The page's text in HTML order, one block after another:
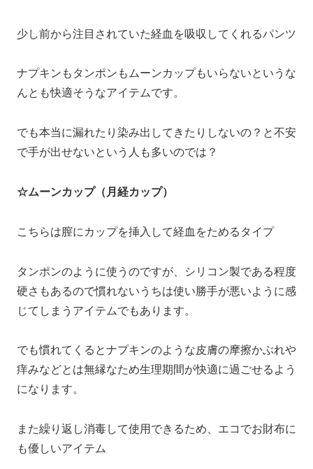
少し前から注目されていた経血を吸収してくれるパンツ
ナプキンもタンポンもムーンカップもいらないというな
んとも快適そうなアイテムです。
でも本当に漏れたり染み出してきたりしないの？と不安
で手が出せないという人も多いのでは？
☆ムーンカップ（月経カップ）
こちらは膣にカップを挿入して経血をためるタイプ
タンポンのように使うのですが、シリコン製である程度
硬さもあるので慣れないうちは使い勝手が悪いように感
じてしまうアイテムでもあります。
でも慣れてくるとナプキンのような皮膚の摩擦かぶれや
痒みなどとは無縁なため生理期間が快適に過ごせるよう
になります。
また繰り返し消毒して使用できるため、エコでお財布に
も優しいアイテム